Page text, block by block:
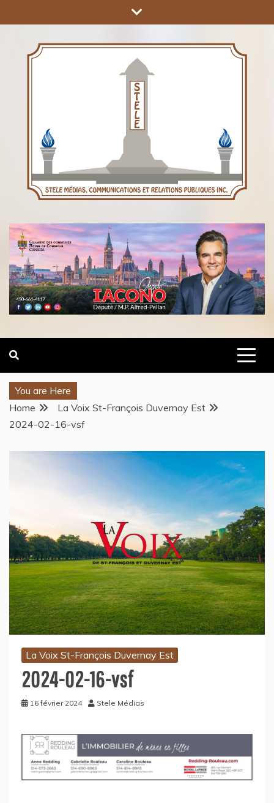
You are Here
Home
La Voix St-François Duvernay Est
2024-02-16-vsf
La Voix St-François Duvernay Est
2024-02-16-vsf
16 février 2024 Stele Médias